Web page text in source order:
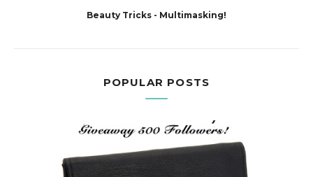
Beauty Tricks - Multimasking!
POPULAR POSTS